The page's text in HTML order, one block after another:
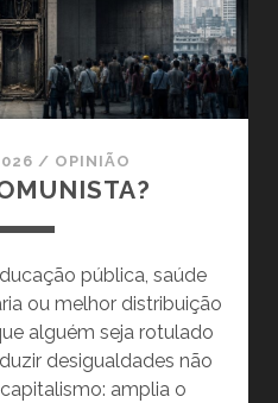
/ OPINIÃO
pública, saúde
ou melhor distribuição
alguém seja rotulado
desigualdades não
amplia o